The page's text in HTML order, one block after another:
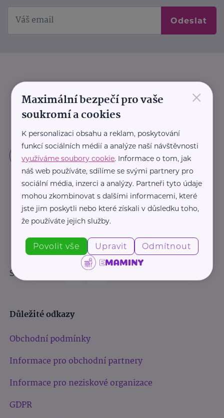
Odeslat
Sledujte nás:
Důležité odkazy
Obchodní podmínky
Informace pro obchodní partnery
Informace pro neziskové organizace
GDPR
×
Maximální bezpečí pro vaše
soukromí a cookies
K personalizaci obsahu a reklam, poskytování
funkcí sociálních médií a analýze naší návštěvnosti
využíváme soubory cookie. Informace o tom, jak
náš web používáte, sdílíme se svými partnery pro
sociální média, inzerci a analýzy. Partneři tyto údaje
mohou zkombinovat s dalšími informacemi, které
jste jim poskytli nebo které získali v důsledku toho,
že používáte jejich služby.
Povolit vše Upravit Odmítnout